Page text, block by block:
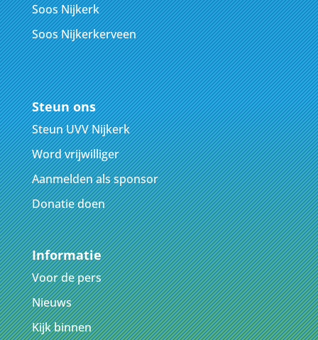
Soos Nijkerk
Soos Nijkerkerveen
Steun ons
Steun UVV Nijkerk
Word vrijwilliger
Aanmelden als sponsor
Donatie doen
Informatie
Voor de pers
Nieuws
Kijk binnen